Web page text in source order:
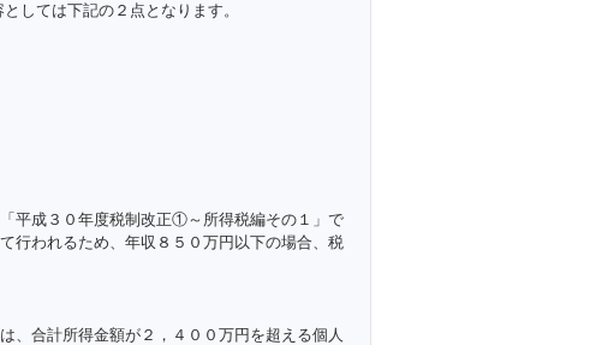
しては下記の２点となります。
平成３０年度税制改正①～所得税編その１」で
行われるため、年収８５０万円以下の場合、税
、合計所得金額が２，４００万円を超える個人